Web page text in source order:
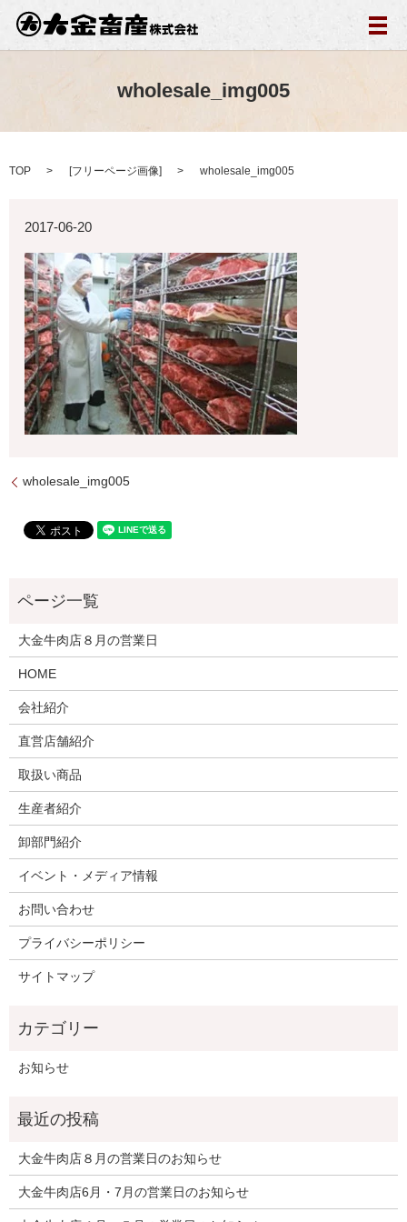
メ
wholesale_img005
TOP [フリーページ画像] wholesale_img005
2017-06-20
wholesale_img005
大金牛肉店８月の営業日
HOME
会社紹介
直営店舗紹介
取扱い商品
生産者紹介
卸部門紹介
イベント・メディア情報
お問い合わせ
プライバシーポリシー
サイトマップ
お知らせ
大金牛肉店８月の営業日のお知らせ
大金牛肉店6月・7月の営業日のお知らせ